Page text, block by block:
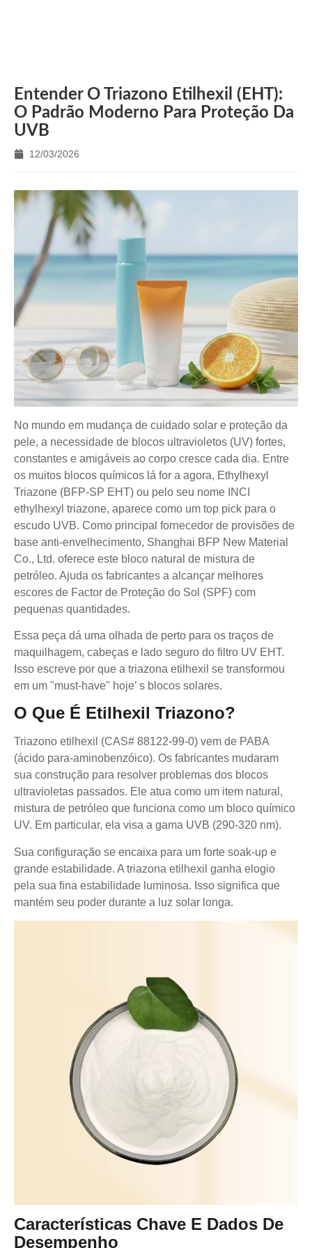
Entender O Triazono Etilhexil (EHT):
O Padrão Moderno Para Proteção Da
UVB
12/03/2026
No mundo em mudança de cuidado solar e proteção da
pele, a necessidade de blocos ultravioletos (UV) fortes,
constantes e amigáveis ao corpo cresce cada dia. Entre
os muitos blocos químicos lá for a agora, Ethylhexyl
Triazone (BFP-SP EHT) ou pelo seu nome INCI
ethylhexyl triazone, aparece como um top pick para o
escudo UVB. Como principal fornecedor de provisões de
base anti-envelhecimento, Shanghai BFP New Material
Co., Ltd. oferece este bloco natural de mistura de
petróleo. Ajuda os fabricantes a alcançar melhores
escores de Factor de Proteção do Sol (SPF) com
pequenas quantidades.
Essa peça dá uma olhada de perto para os traços de
maquilhagem, cabeças e lado seguro do filtro UV EHT.
Isso escreve por que a triazona etilhexil se transformou
em um "must-have" hoje’ s blocos solares.
O Que É Etilhexil Triazono?
Triazono etilhexil (CAS# 88122-99-0) vem de PABA
(ácido para-aminobenzóico). Os fabricantes mudaram
sua construção para resolver problemas dos blocos
ultravioletas passados. Ele atua como um item natural,
mistura de petróleo que funciona como um bloco químico
UV. Em particular, ela visa a gama UVB (290-320 nm).
Sua configuração se encaixa para um forte soak-up e
grande estabilidade. A triazona etilhexil ganha elogio
pela sua fina estabilidade luminosa. Isso significa que
mantém seu poder durante a luz solar longa.
Características Chave E Dados De
Desempenho